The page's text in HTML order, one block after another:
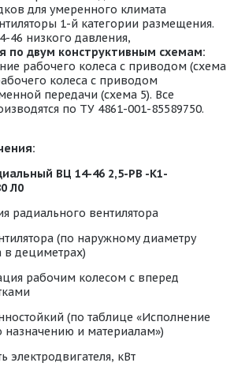
для умеренного климата
1-й категории размещения.
46 низкого давления,
по двум конструктивным схемам:
рабочего колеса с приводом (схема
колеса с приводом
передачи (схема 5). Все
по ТУ 4861-001-85589750.
ВЦ 14-46 2,5-РВ -К1-
Л0
радиального вентилятора
(по наружному диаметру
в дециметрах)
рабочим колесом с вперед
(по таблице «Исполнение
назначению и материалам»)
электродвигателя, кВт